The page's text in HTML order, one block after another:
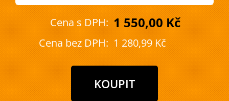
Cena s DPH: 1 550,00 Kč
Cena bez DPH: 1 280,99 Kč